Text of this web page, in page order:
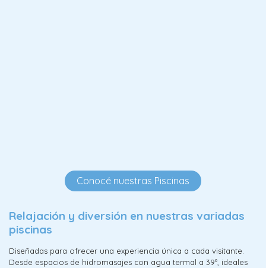
Conocé nuestras Piscinas
Relajación y diversión en nuestras variadas
piscinas
Diseñadas para ofrecer una experiencia única a cada visitante.
Desde espacios de hidromasajes con agua termal a 39º, ideales